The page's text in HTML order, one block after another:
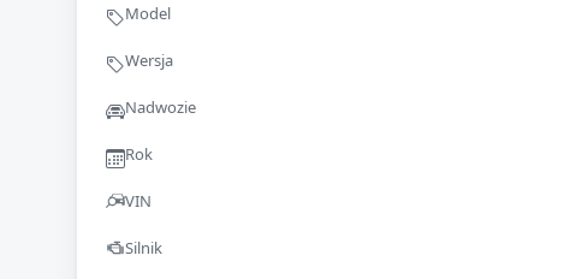
Model
Wersja
Nadwozie
Rok
VIN
Silnik